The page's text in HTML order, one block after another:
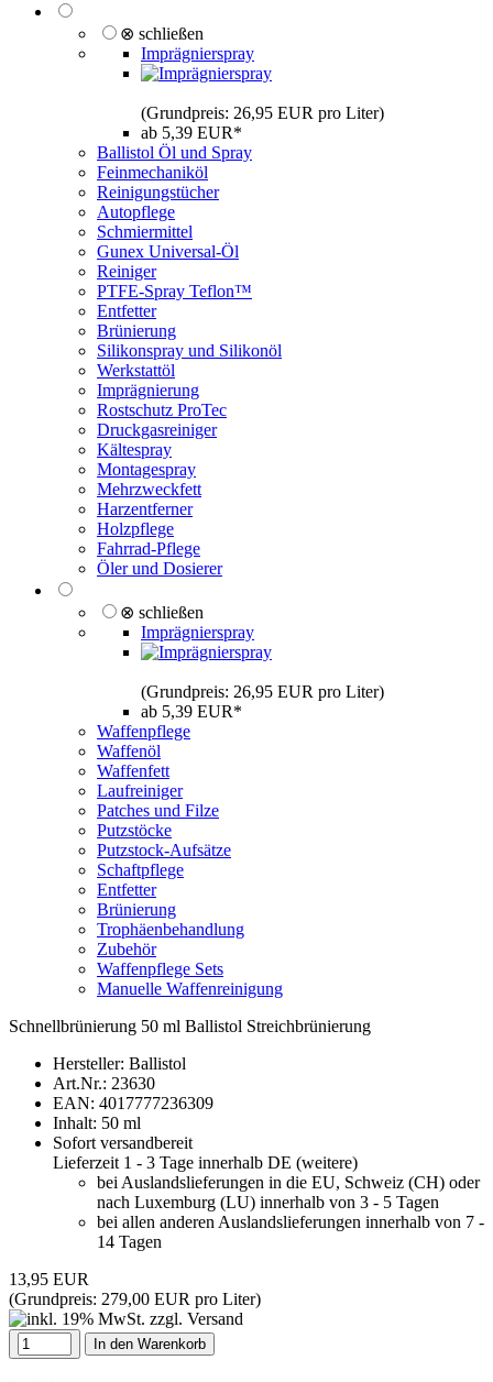
⊗ schließen
Imprägnierspray
(Grundpreis: 26,95 EUR pro Liter)
ab 5,39 EUR*
Ballistol Öl und Spray
Feinmechaniköl
Reinigungstücher
Autopflege
Schmiermittel
Gunex Universal-Öl
Reiniger
PTFE-Spray Teflon™
Entfetter
Brünierung
Silikonspray und Silikonöl
Werkstattöl
Imprägnierung
Rostschutz ProTec
Druckgasreiniger
Kältespray
Montagespray
Mehrzweckfett
Harzentferner
Holzpflege
Fahrrad-Pflege
Öler und Dosierer
⊗ schließen
Imprägnierspray
(Grundpreis: 26,95 EUR pro Liter)
ab 5,39 EUR*
Waffenpflege
Waffenöl
Waffenfett
Laufreiniger
Patches und Filze
Putzstöcke
Putzstock-Aufsätze
Schaftpflege
Entfetter
Brünierung
Trophäenbehandlung
Zubehör
Waffenpflege Sets
Manuelle Waffenreinigung
Schnellbrünierung 50 ml Ballistol Streichbrünierung
Hersteller: Ballistol
Art.Nr.: 23630
EAN: 4017777236309
Inhalt: 50 ml
Sofort versandbereit
Lieferzeit 1 - 3 Tage innerhalb DE (weitere)
bei Auslandslieferungen in die EU, Schweiz (CH) oder
nach Luxemburg (LU) innerhalb von 3 - 5 Tagen
bei allen anderen Auslandslieferungen innerhalb von 7 -
14 Tagen
13,95 EUR
(Grundpreis: 279,00 EUR pro Liter)
In den Warenkorb